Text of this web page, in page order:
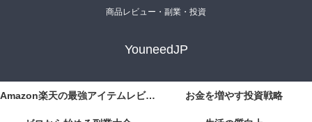
商品レビュー・副業・投資
YouneedJP
Amazon楽天の最強アイテムレビュー お金を増やす投資戦略